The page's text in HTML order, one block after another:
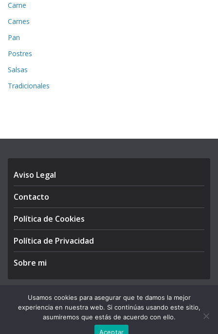
Carne
Carnes
Pan
Postres
Salsas
Tradicionales
Aviso Legal
Contacto
Política de Cookies
Política de Privacidad
Sobre mi
Copyright © 2026APEGA Perú. All rights reserved.
by ThemeGrill. Powered by
Usamos cookies para asegurar que te damos la mejor
experiencia en nuestra web. Si continúas usando este sitio,
asumiremos que estás de acuerdo con ello.
Aceptar